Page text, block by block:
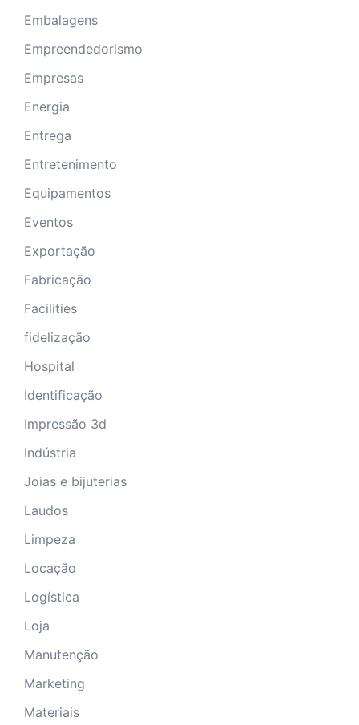
Embalagens
Empreendedorismo
Empresas
Energia
Entrega
Entretenimento
Equipamentos
Eventos
Exportação
Fabricação
Facilities
fidelização
Hospital
Identificação
Impressão 3d
Indústria
Joias e bijuterias
Laudos
Limpeza
Locação
Logística
Loja
Manutenção
Marketing
Materiais